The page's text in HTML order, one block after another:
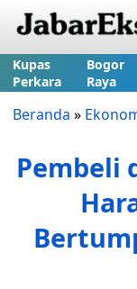
Kupas
Perkara
Bogor
Raya
Beranda »
Pembeli